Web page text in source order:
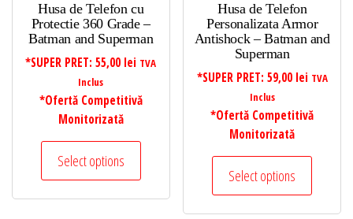
Husa de Telefon cu
Protectie 360 Grade –
Batman and Superman
*SUPER PRET:55,00 lei TVA
Inclus
*Ofertă Competitivă
Monitorizată
Select options
Husa de Telefon
Personalizata Armor
Antishock – Batman and
Superman
*SUPER PRET: 59,00 lei TVA
Inclus
*Ofertă Competitivă
Monitorizată
Select options